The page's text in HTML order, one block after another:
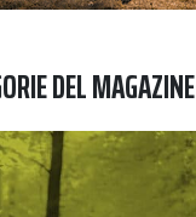
DEL MAGAZINE